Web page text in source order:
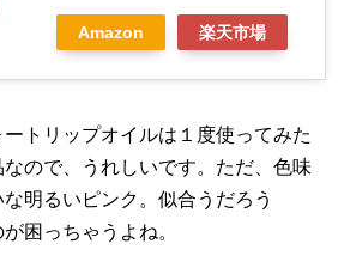
Amazon 楽天市場
トリップオイルは１度使ってみた
ので、うれしいです。ただ、色味
明るいピンク。似合うだろう
困っちゃうよね。